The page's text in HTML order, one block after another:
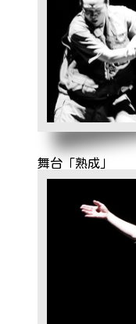
舞台「熟成」